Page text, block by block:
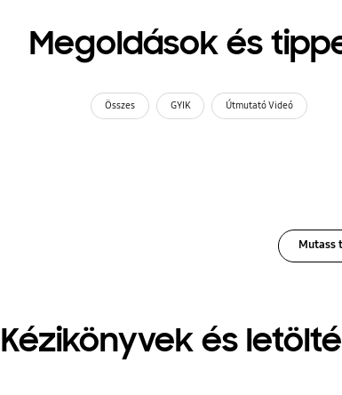
Megoldások és
Összes GYIK Útmutató Videó
Mutass
Kézikönyvek és